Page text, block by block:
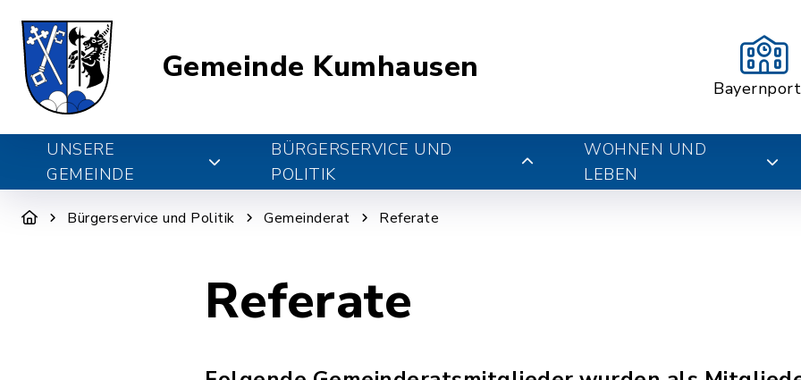
Gemeinde Kumhausen
UNSERE
GEMEINDE
BÜRGERSERVICE UND
POLITIK
WOHNEN UND
LEBEN
Bürgerservice und Politik Gemeinderat Referate
Referate